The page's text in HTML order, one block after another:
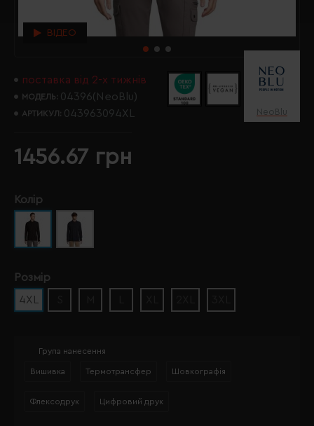
ВІДЕО
поставка від 2-х тижнів
МОДЕЛЬ: 04396(NeoBlu)
АРТИКУЛ: 043963094XL NeoBlu
1456.67 грн
Колір
Розмір
4XL
Група нанесення
Вишивка Термотрансфер Шовкографія
Флексодрук Цифровий друк